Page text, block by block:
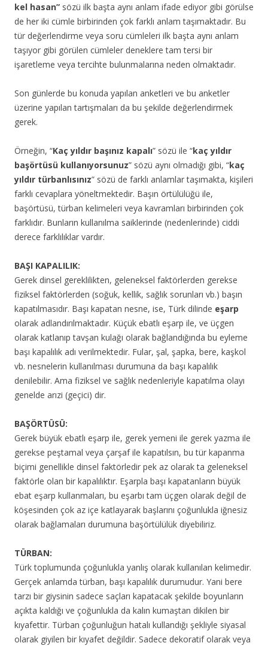
kel hasan” sözü ilk başta aynı anlam ifade ediyor gibi görülse
de her iki cümle birbirinden çok farklı anlam taşımaktadır. Bu
tür değerlendirme veya soru cümleleri ilk başta aynı anlam
taşıyor gibi görülen cümleler deneklere tam tersi bir
işaretleme veya tercihte bulunmalarına neden olmaktadır.
Son günlerde bu konuda yapılan anketleri ve bu anketler
üzerine yapılan tartışmaları da bu şekilde değerlendirmek
gerek.
Örneğin, “Kaç yıldır başınız kapalı” sözü ile “kaç yıldır
başörtüsü kullanıyorsunuz” sözü aynı olmadığı gibi, “kaç
yıldır türbanlısınız” sözü de farklı anlamlar taşımakta, kişileri
farklı cevaplara yöneltmektedir. Başın örtülülüğü ile,
başörtüsü, türban kelimeleri veya kavramları birbirinden çok
farklıdır. Bunların kullanılma saiklerinde (nedenlerinde) ciddi
derece farklılıklar vardır.
BAŞI KAPALILIK:
Gerek dinsel gereklilikten, geleneksel faktörlerden gerekse
fiziksel faktörlerden (soğuk, kellik, sağlık sorunları vb.) başın
kapatılmasıdır. Başı kapatan nesne, ise, Türk dilinde eşarp
olarak adlandırılmaktadır. Küçük ebatlı eşarp ile, ve üçgen
olarak katlanıp tavşan kulağı olarak bağlandığında bu eyleme
başı kapalılık adı verilmektedir. Fular, şal, şapka, bere, kaşkol
vb. nesnelerin kullanılması durumuna da başı kapalılık
denilebilir. Ama fiziksel ve sağlık nedenleriyle kapatılma olayı
genelde arızi (geçici) dir.
BAŞÖRTÜSÜ:
Gerek büyük ebatlı eşarp ile, gerek yemeni ile gerek yazma ile
gerekse peştamal veya çarşaf ile kapatılsın, bu tür kapanma
biçimi genellikle dinsel faktörledir pek az olarak ta geleneksel
faktörle olan bir kapalılıktır. Eşarpla başı kapatanların büyük
ebat eşarp kullanmaları, bu eşarbı tam üçgen olarak değil de
köşesinden çok az içe katlayarak başlarını çoğunlukla iğnesiz
olarak bağlamaları durumuna başörtülülük diyebiliriz.
TÜRBAN:
Türk toplumunda çoğunlukla yanlış olarak kullanılan kelimedir.
Gerçek anlamda türban, başı kapalılık durumudur. Yani bere
tarzı bir giysinin sadece saçları kapatacak şekilde boyunların
açıkta kaldığı ve çoğunlukla da kalın kumaştan dikilen bir
kıyafettir. Türban çoğunluğun hatalı kullandığı şekliyle siyasal
olarak giyilen bir kıyafet değildir. Sadece dekoratif olarak veya